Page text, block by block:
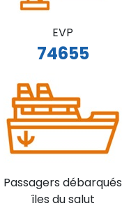
EVP
74655
Passagers débarqués
îles du salut